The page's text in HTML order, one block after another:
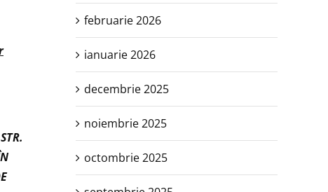
februarie 2026
ianuarie 2026
decembrie 2025
noiembrie 2025
octombrie 2025